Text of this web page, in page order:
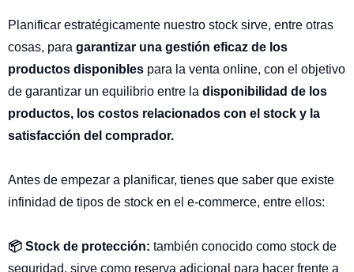
Planificar estratégicamente nuestro stock sirve, entre otras
cosas, para garantizar una gestión eficaz de los
productos disponibles para la venta online, con el objetivo
de garantizar un equilibrio entre la disponibilidad de los
productos, los costos relacionados con el stock y la
satisfacción del comprador.
Antes de empezar a planificar, tienes que saber que existe
infinidad de tipos de stock en el e-commerce, entre ellos:
📦 Stock de protección: también conocido como stock de
seguridad, sirve como reserva adicional para hacer frente a